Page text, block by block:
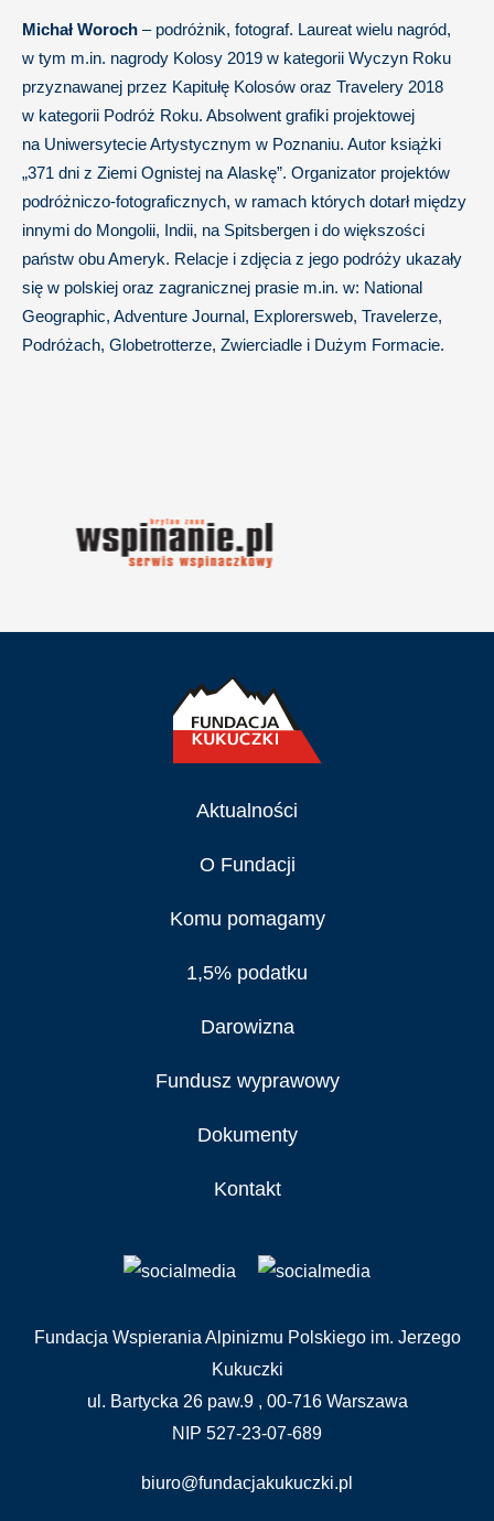
Michał Woroch – podróżnik, fotograf. Laureat wielu nagród,
w tym m.in. nagrody Kolosy 2019 w kategorii Wyczyn Roku
przyznawanej przez Kapitułę Kolosów oraz Travelery 2018
w kategorii Podróż Roku. Absolwent grafiki projektowej
na Uniwersytecie Artystycznym w Poznaniu. Autor książki
„371 dni z Ziemi Ognistej na Alaskę”. Organizator projektów
podróżniczo-fotograficznych, w ramach których dotarł między
innymi do Mongolii, Indii, na Spitsbergen i do większości
państw obu Ameryk. Relacje i zdjęcia z jego podróży ukazały
się w polskiej oraz zagranicznej prasie m.in. w: National
Geographic, Adventure Journal, Explorersweb, Travelerze,
Podróżach, Globetrotterze, Zwierciadle i Dużym Formacie.
Aktualności
O Fundacji
Komu pomagamy
1,5% podatku
Darowizna
Fundusz wyprawowy
Dokumenty
Kontakt
Fundacja Wspierania Alpinizmu Polskiego im. Jerzego
Kukuczki
ul. Bartycka 26 paw.9 , 00-716 Warszawa
NIP 527-23-07-689
biuro@fundacjakukuczki.pl